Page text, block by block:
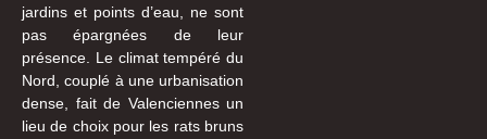
jardins et points d’eau, ne sont
pas épargnées de leur
présence. Le climat tempéré du
Nord, couplé à une urbanisation
dense, fait de Valenciennes un
lieu de choix pour les rats bruns